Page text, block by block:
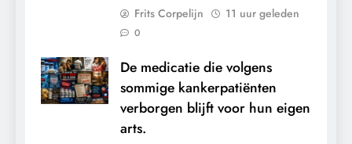
Frits Corpelijn 11 uur geleden
0
De medicatie die volgens
sommige kankerpatiënten
verborgen blijft voor hun eigen
arts.